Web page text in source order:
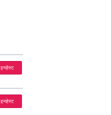
इन्व्हेस्ट
इन्व्हेस्ट